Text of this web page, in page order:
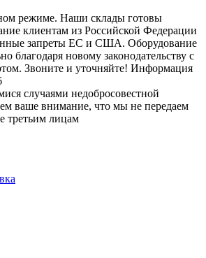
режиме. Наши склады готовы
клиентам из Российской Федерации
запреты ЕС и США. Оборудование
благодаря новому законодательству с
Звоните и уточняйте! Информация
случаями недобросовестной
ваше внимание, что мы не передаем
третьим лицам